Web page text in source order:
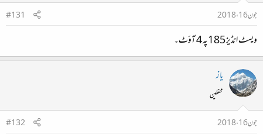
جون 16، 2018
#131
ویسٹ انڈیز 185پہ 4 آؤٹ۔
یاز
محفلین
جون 16، 2018
#132